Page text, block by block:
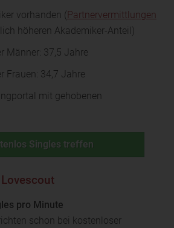
vorhanden ( Partnervermittlungen
höheren Akademiker-Anteil)
Männer: 37,5 Jahre
Frauen: 34,7 Jahre
mit gehobenen
Singles treffen
pro Minute
schon bei kostenloser